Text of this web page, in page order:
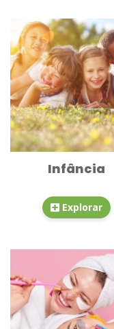
Infância
Explorar